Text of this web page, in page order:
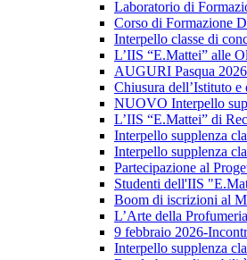
Laboratorio di
Corso di Formazione
Interpello classe di
L’IIS “E.Mattei” alle
AUGURI Pasqua 2026
Chiusura dell’Istituto
NUOVO Interpello
L’IIS “E.Mattei” di
Interpello supplenza
Interpello supplenza
Partecipazione al
Studenti dell'IIS
Boom di iscrizioni al
L’Arte della
9 febbraio 2026-
Interpello supplenza